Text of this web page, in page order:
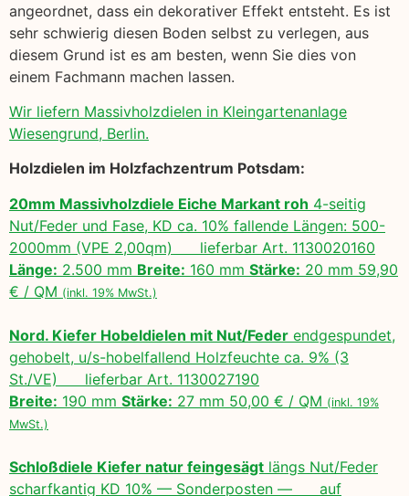
angeordnet, dass ein dekorativer Effekt entsteht. Es ist
sehr schwierig diesen Boden selbst zu verlegen, aus
diesem Grund ist es am besten, wenn Sie dies von
einem Fachmann machen lassen.
Wir liefern Massivholzdielen in Kleingartenanlage
Wiesengrund, Berlin.
Holzdielen im Holzfachzentrum Potsdam:
20mm Massivholzdiele Eiche Markant roh 4-seitig
Nut/Feder und Fase, KD ca. 10% fallende Längen: 500-
2000mm (VPE 2,00qm) lieferbar Art. 1130020160
Länge: 2.500 mm Breite: 160 mm Stärke: 20 mm 59,90
€ / QM (inkl. 19% MwSt.)
Nord. Kiefer Hobeldielen mit Nut/Feder endgespundet,
gehobelt, u/s-hobelfallend Holzfeuchte ca. 9% (3
St./VE) lieferbar Art. 1130027190
Breite: 190 mm Stärke: 27 mm 50,00 € / QM (inkl. 19%
MwSt.)
Schloßdiele Kiefer natur feingesägt längs Nut/Feder
scharfkantig KD 10% — Sonderposten — auf